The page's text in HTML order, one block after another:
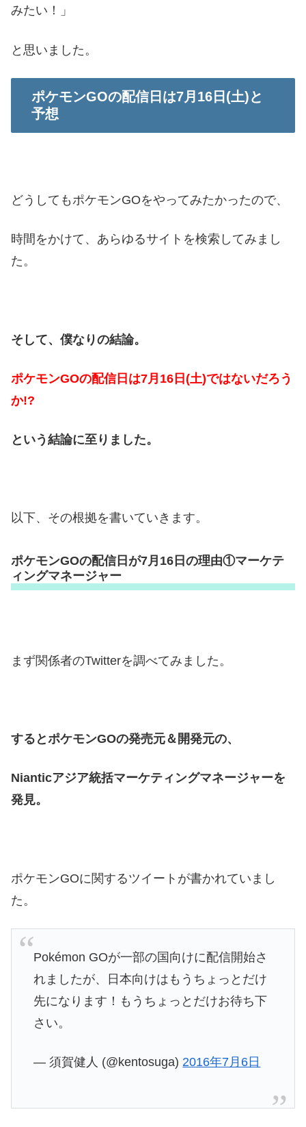
みたい！」
と思いました。
ポケモンGOの配信日は7月16日(土)と
予想
どうしてもポケモンGOをやってみたかったので、
時間をかけて、あらゆるサイトを検索してみまし
た。
そして、僕なりの結論。
ポケモンGOの配信日は7月16日(土)ではないだろう
か!?
という結論に至りました。
以下、その根拠を書いていきます。
ポケモンGOの配信日が7月16日の理由①マーケテ
ィングマネージャー
まず関係者のTwitterを調べてみました。
するとポケモンGOの発売元＆開発元の、
Nianticアジア統括マーケティングマネージャーを
発見。
ポケモンGOに関するツイートが書かれていまし
た。
Pokémon GOが一部の国向けに配信開始さ
れましたが、日本向けはもうちょっとだけ
先になります！もうちょっとだけお待ち下
さい。
— 須賀健人 (@kentosuga) 2016年7月6日